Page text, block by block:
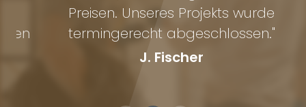
Preisen. Unseres Projekts wurde
termingerecht abgeschlossen."
J. Fischer